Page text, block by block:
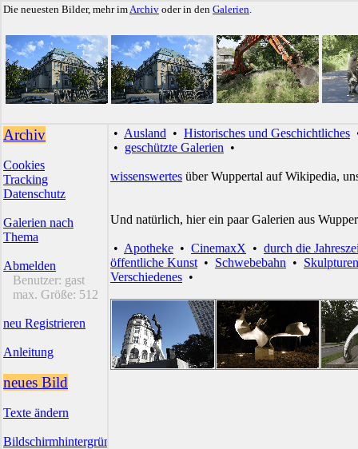
Die neuesten Bilder, mehr imArchiv oder in den Galerien.
Archiv
Cookies
Tracking
Datenschutz
Galerien nach
Thema
Abmelden
Benutzer: gast
max. Größe: 512
neu Registrieren
Anleitung
neues Bild
Texte ändern
Bildschirmhintergründe
• Ausland • Historisches und Geschichtliches
• geschützte Galerien •
wissenswertes über Wuppertal auf Wikipedia,
Und natürlich, hier ein paar Galerien aus
• Apotheke • CinemaxX • durch die
öffentliche Kunst • Schwebebahn •
Verschiedenes •